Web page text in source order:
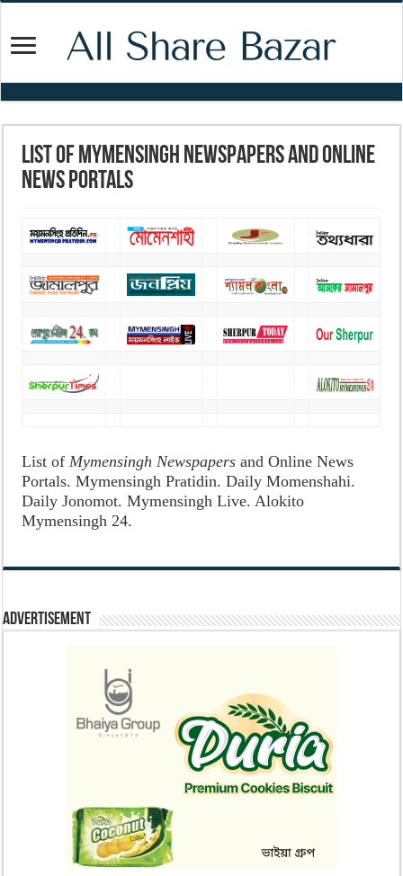
List of Mymensingh Newspapers and Online
News Portals
List ofMymensingh Newspapers and Online News
Portals. Mymensingh Pratidin. Daily Momenshahi.
Daily Jonomot. Mymensingh Live. Alokito
Mymensingh 24.
Advertisement